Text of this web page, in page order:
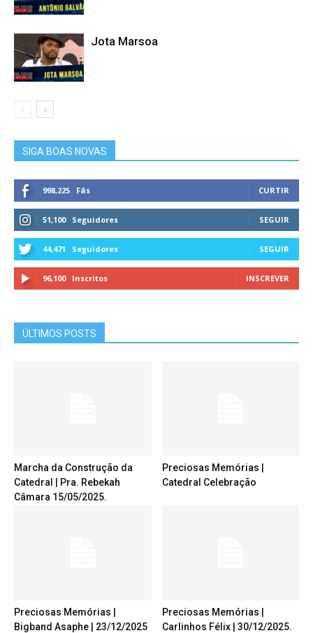
Jota Marsoa
SIGA BOAS NOVAS
998,225 Fãs CURTIR
51,100 Seguidores SEGUIR
44,471 Seguidores SEGUIR
96,100 Inscritos INSCREVER
ÚLTIMOS POSTS
Marcha da Construção da
Catedral | Pra. Rebekah
Câmara 15/05/2025.
Preciosas Memórias |
Catedral Celebração
Preciosas Memórias |
Bigband Asaphe | 23/12/2025
Preciosas Memórias |
Carlinhos Félix | 30/12/2025.